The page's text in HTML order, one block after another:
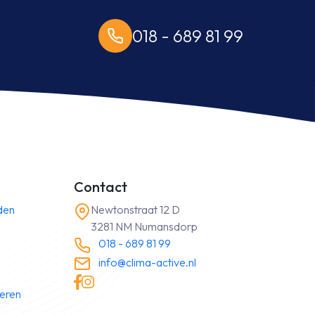
018 - 689 81 99
Contact
Newtonstraat 12 D
3281 NM Numansdorp
018 - 689 81 99
info@clima-active.nl